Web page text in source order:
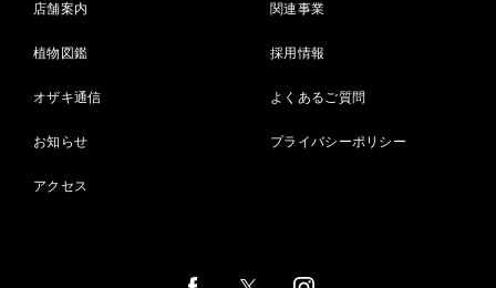
店舗案内
植物図鑑
オザキ通信
お知らせ
アクセス
関連事業
採用情報
よくあるご質問
プライバシーポリシー